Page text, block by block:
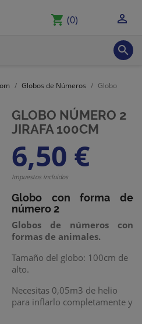
shopping_cart (0) 

Globos de Números
Globo
GLOBO NÚMERO 2
JIRAFA 100CM
6,50 €
Impuestos incluidos
Globo con forma de
número 2
Globos de números con
formas de animales.
Tamaño del globo: 100cm de
alto.
Necesitas 0,05m3 de helio
para inflarlo completamente y